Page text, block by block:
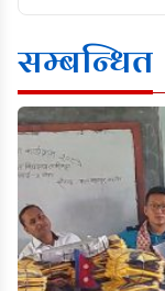
सम्बन्धित